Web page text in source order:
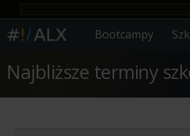
Bootcampy
Najbliższe terminy